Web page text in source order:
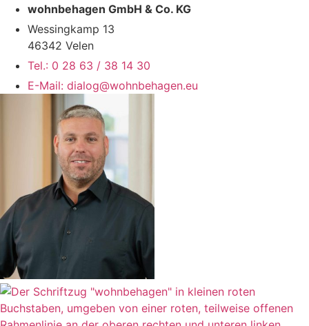
wohnbehagen GmbH & Co. KG
Wessingkamp 13
46342 Velen
Tel.: 0 28 63 / 38 14 30
E-Mail: dialog@wohnbehagen.eu